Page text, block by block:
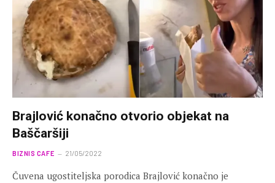
Brajlović konačno otvorio objekat na
Baščaršiji
BIZNIS CAFE 21/05/2022
Čuvena ugostiteljska porodica Brajlović konačno je